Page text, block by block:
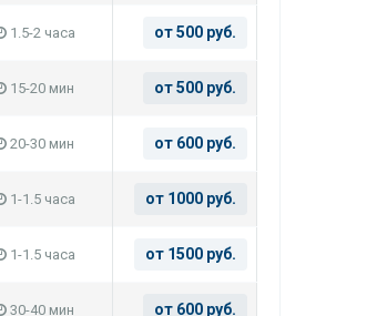
1.5-2 часа от 500 руб.
15-20 мин от 500 руб.
20-30 мин от 600 руб.
1-1.5 часа от 1000 руб.
1-1.5 часа от 1500 руб.
30-40 мин от 600 руб.